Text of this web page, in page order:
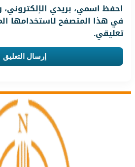
احفظ اسمي، بريدي الإلكتروني،
في هذا المتصفح لاستخدامها
تعليقي.